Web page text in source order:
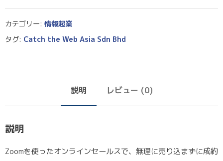
カテゴリー: 情報起業
タグ: Catch the Web Asia Sdn Bhd
説明 レビュー (0)
説明
Zoomを使ったオンラインセールスで、無理に売り込まずに成約